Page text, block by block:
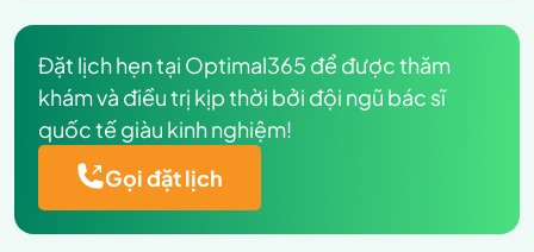
Đặt lịch hẹn tại Optimal365 để được thăm
khám và điều trị kịp thời bởi đội ngũ bác sĩ
quốc tế giàu kinh nghiệm!
Gọi đặt lịch